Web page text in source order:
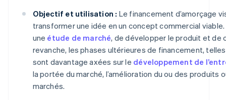
Objectif et utilisation : Le financement d’amorçage
transformer une idée en un concept commercial
une étude de marché, de développer le produit et de
revanche, les phases ultérieures de financement, telles
sont davantage axées sur le développement de
la portée du marché, l’amélioration du ou des produits
marchés.